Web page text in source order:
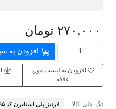
۲۷۰,۰۰۰ تومان
افزودن به
افزودن به لیست مورد
علاقه
تگ های کالا: قرنیز پلی استایرن کد ۱۱۲۹۵